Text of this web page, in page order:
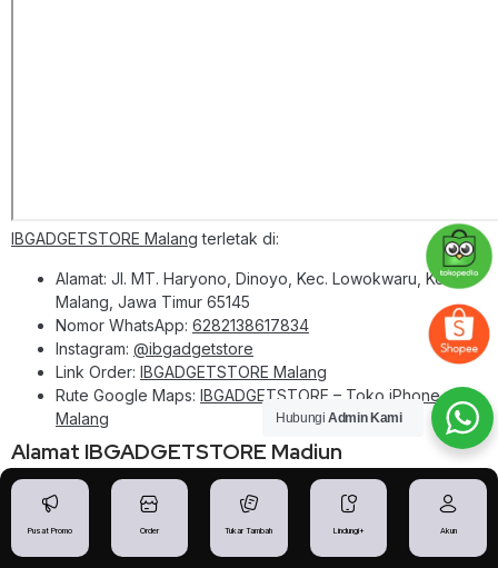
IBGADGETSTORE Malang terletak di:
Alamat: Jl. MT. Haryono, Dinoyo, Kec. Lowokwaru, Kota
Malang, Jawa Timur 65145
Nomor WhatsApp: 6282138617834
Instagram: @ibgadgetstore
Link Order: IBGADGETSTORE Malang
Rute Google Maps: IBGADGETSTORE – Toko iPhone
Malang
Alamat IBGADGETSTORE Madiun
Pusat Promo Order Tukar Tambah Lindungi+ Akun
Hubungi Admin Kami